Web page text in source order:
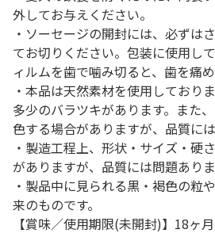
外してお与えください。
・ソーセージの開封には、必ずは
てお切りください。包装に使用し
ィルムを歯で噛み切ると、歯を痛
・本品は天然素材を使用しており
多少のバラツキがあります。また
色する場合がありますが、品質に
・製造工程上、形状・サイズ・硬
がありますが、品質には問題ありま
・製品中に見られる黒・褐色の粒
来のものです。
【賞味／使用期限(未開封)】18ヶ月